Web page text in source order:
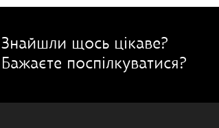
Знайшли щось цікаве?
Бажаєте поспілкуватися?